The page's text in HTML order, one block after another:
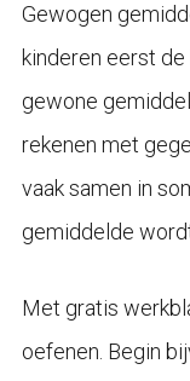
Gewogen
kinderen eerst
gewone
rekenen met
vaak samen in
gemiddelde
Met gratis
oefenen. Begin